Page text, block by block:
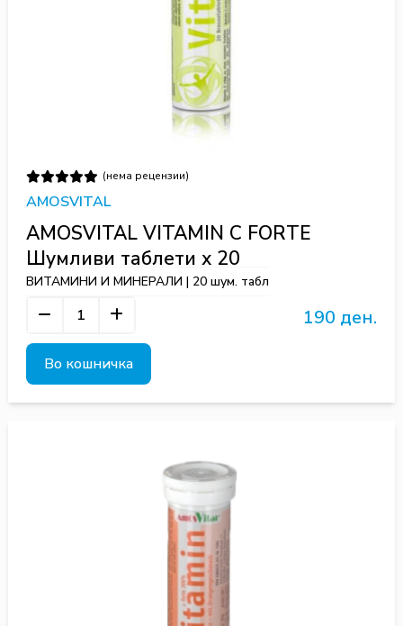
(нема рецензии)
AMOSVITAL
AMOSVITAL VITAMIN C FORTE
Шумливи таблети х 20
ВИТАМИНИ И МИНЕРАЛИ | 20 шум. табл
190 ден.
Во кошничка